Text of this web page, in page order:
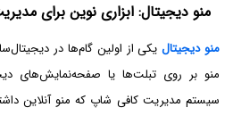
منو دیجیتال: ابزاری نوین برای
منو دیجیتالیکی از اولین گام‌ها در
منو بر روی تبلت‌ها یا صفحه‌نمایش‌های
سیستم مدیریت کافی شاپ که منو آنلاین